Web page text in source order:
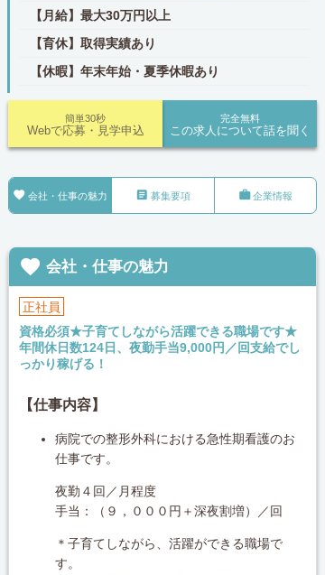
【月給】最大30万円以上
【育休】取得実績あり
【休暇】年末年始・夏季休暇あり
完全無料
この求人について話を聞く
簡単30秒
Webで応募・見学申込
 会社・仕事の魅力  募集要項 企業情報
 会社・仕事の魅力
正社員
資格必須★子育てしながら活躍できる職場です★
年間休日数124日、夜勤手当9,000円／回支給でし
っかり稼げる！
【仕事内容】
病院での整形外科における急性期看護のお
仕事です。
夜勤４回／月程度
手当：（９，０００円＋深夜割増）／回
＊子育てしながら、活躍ができる職場で
す。